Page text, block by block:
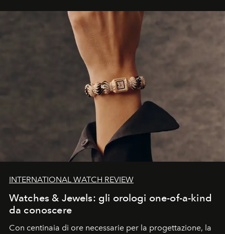
INTERNATIONAL WATCH REVIEW
Watches & Jewels: gli orologi one-of-a-kind
da conoscere
Con centinaia di ore necessarie per la progettazione, la